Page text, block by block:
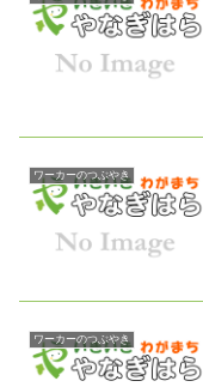
ワーカーのつぶやき
ワーカーのつぶやき